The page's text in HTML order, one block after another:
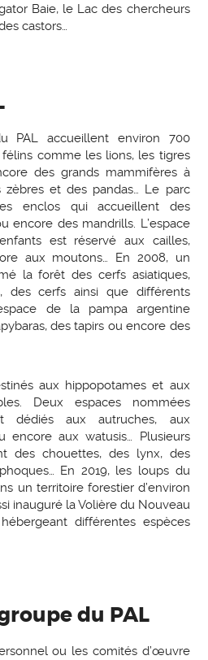
Baie, le Lac des chercheurs
castors…
PAL accueillent environ 700
comme les lions, les tigres
des grands mammifères à
zèbres et des pandas… Le parc
enclos qui accueillent des
encore des mandrills. L’espace
est réservé aux cailles,
aux moutons… En 2008, un
la forêt des cerfs asiatiques,
des cerfs ainsi que différents
de la pampa argentine
des tapirs ou encore des
aux hippopotames et aux
Deux espaces nommées
dédiés aux autruches, aux
encore aux watusis… Plusieurs
des chouettes, des lynx, des
En 2019, les loups du
un territoire forestier d’environ
inauguré la Volière du Nouveau
différentes espèces
du PAL
ou les comités d’œuvre